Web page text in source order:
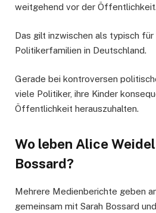
weitgehend vor der Öffentlichkeit.
Das gilt inzwischen als typisch
Politikerfamilien in Deutschland.
Gerade bei kontroversen
viele Politiker, ihre Kinder
Öffentlichkeit herauszuhalten.
Wo leben Alice
Bossard?
Mehrere Medienberichte geben
gemeinsam mit Sarah Bossard